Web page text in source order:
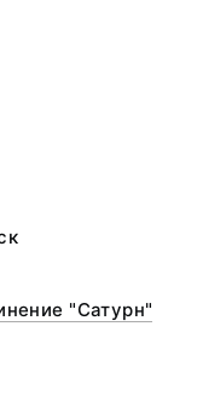
"Сатурн"